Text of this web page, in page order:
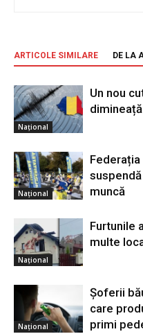
ARTICOLE SIMILARE DE LA
Național
Un nou
dimineață
Național
muncă
Național
Furtunile
multe
Național
Șoferii
care
primi